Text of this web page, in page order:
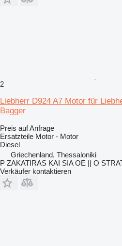
2
Liebherr D924 A7 Motor für
Bagger
Preis auf Anfrage
Ersatzteile Motor - Motor
Diesel
Griechenland, Thessaloniki
P ZAKATIRAS KAI SIA OE || O
Verkäufer kontaktieren